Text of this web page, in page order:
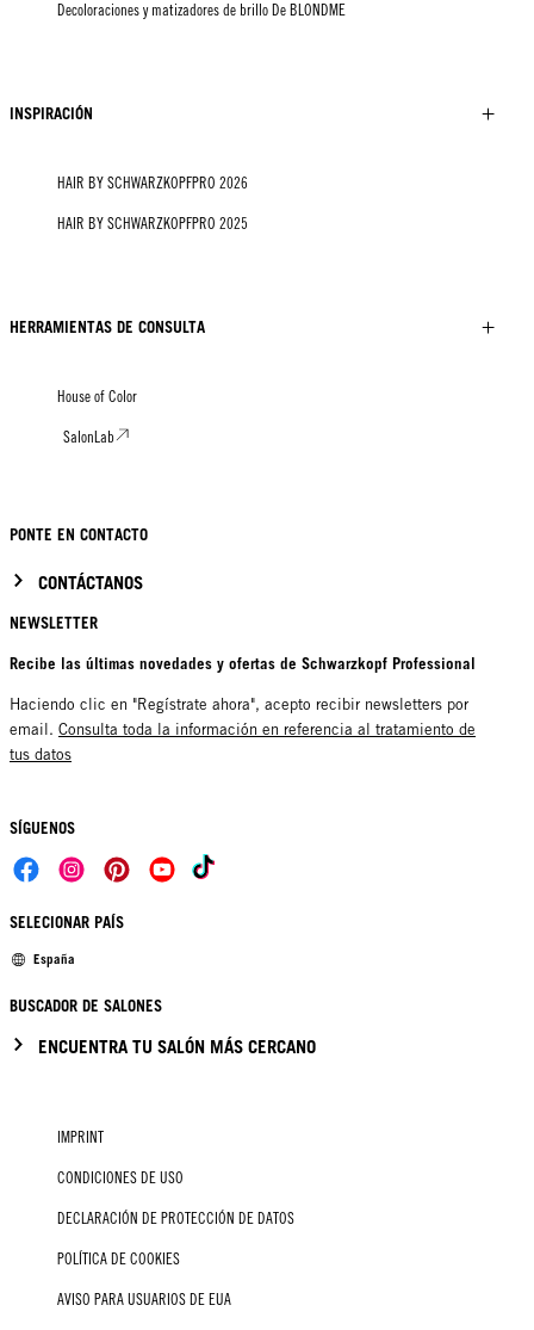
Decoloraciones y matizadores de brillo De BLONDME
INSPIRACIÓN
HAIR BY SCHWARZKOPFPRO 2026
HAIR BY SCHWARZKOPFPRO 2025
HERRAMIENTAS DE CONSULTA
House of Color
SalonLab
PONTE EN CONTACTO
CONTÁCTANOS
NEWSLETTER
Recibe las últimas novedades y ofertas de Schwarzkopf Professional
Haciendo clic en "Regístrate ahora", acepto recibir newsletters por
email. Consulta toda la información en referencia al tratamiento de
tus datos
SÍGUENOS
SELECIONAR PAÍS
España
BUSCADOR DE SALONES
ENCUENTRA TU SALÓN MÁS CERCANO
IMPRINT
CONDICIONES DE USO
DECLARACIÓN DE PROTECCIÓN DE DATOS
POLÍTICA DE COOKIES
AVISO PARA USUARIOS DE EUA